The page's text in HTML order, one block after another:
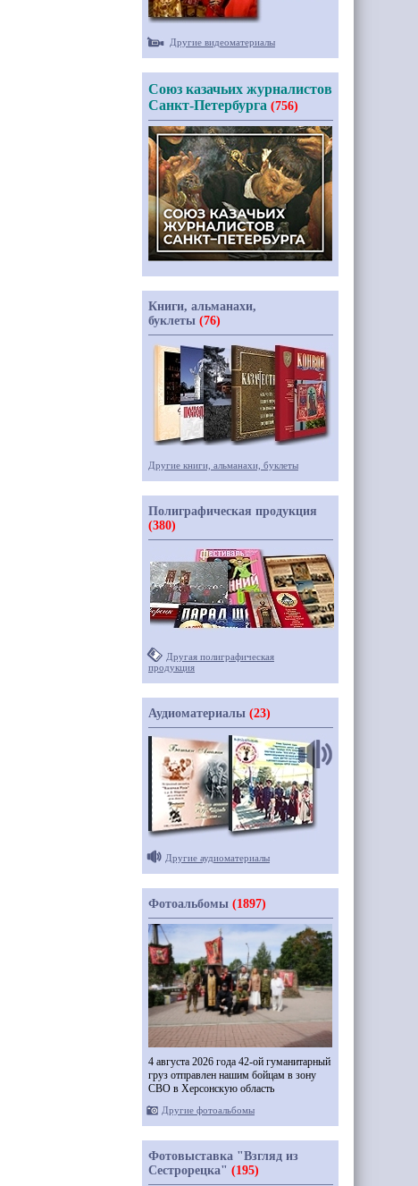
Другие видеоматериалы
Союз казачьих журналистов
Санкт-Петербурга (756)
Книги, альманахи,
буклеты (76)
Другие книги, альманахи, буклеты
Полиграфическая продукция
(380)
Другая полиграфическая
продукция
Аудиоматериалы (23)
Другие аудиоматериалы
Фотоальбомы (1897)
4 августа 2026 года 42-ой гуманитарный
груз отправлен нашим бойцам в зону
СВО в Херсонскую область
Другие фотоальбомы
Фотовыставка "Взгляд из
Сестрорецка" (195)